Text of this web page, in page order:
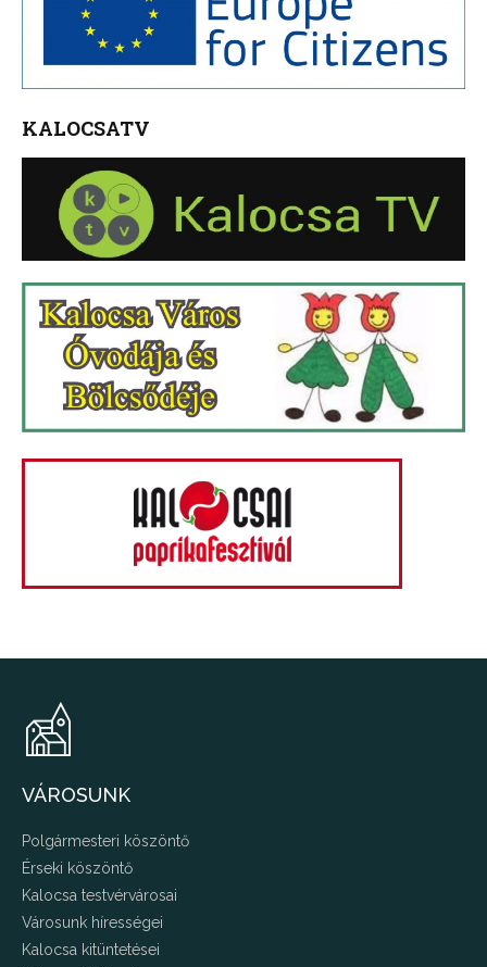
KALOCSATV
VÁROSUNK
Polgármesteri köszöntő
Érseki köszöntő
Kalocsa testvérvárosai
Városunk hírességei
Kalocsa kitüntetései